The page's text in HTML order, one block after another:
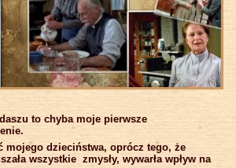
to chyba moje pierwsze
mojego dzieciństwa, oprócz tego, że
wszystkie zmysły, wywarła wpływ na